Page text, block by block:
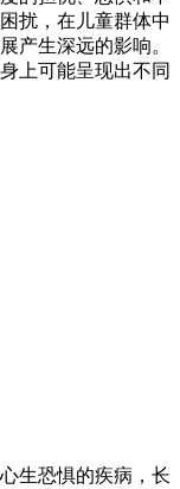
扰，在儿童群体中
产生深远的影响。
上可能呈现出不同
生恐惧的疾病，长